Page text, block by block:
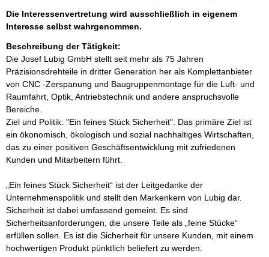
Die Interessenvertretung wird ausschließlich in eigenem
Interesse selbst wahrgenommen.
Beschreibung der Tätigkeit:
Die Josef Lubig GmbH stellt seit mehr als 75 Jahren
Präzisionsdrehteile in dritter Generation her als Komplettanbieter
von CNC -Zerspanung und Baugruppenmontage für die Luft- und
Raumfahrt, Optik, Antriebstechnik und andere anspruchsvolle
Bereiche.
Ziel und Politik: "Ein feines Stück Sicherheit". Das primäre Ziel ist
ein ökonomisch, ökologisch und sozial nachhaltiges Wirtschaften,
das zu einer positiven Geschäftsentwicklung mit zufriedenen
Kunden und Mitarbeitern führt.
„Ein feines Stück Sicherheit“ ist der Leitgedanke der
Unternehmenspolitik und stellt den Markenkern von Lubig dar.
Sicherheit ist dabei umfassend gemeint. Es sind
Sicherheitsanforderungen, die unsere Teile als „feine Stücke“
erfüllen sollen. Es ist die Sicherheit für unsere Kunden, mit einem
hochwertigen Produkt pünktlich beliefert zu werden.